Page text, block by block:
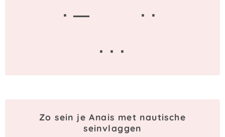
· —
· ·
· · ·
Zo sein je Anais met nautische
seinvlaggen